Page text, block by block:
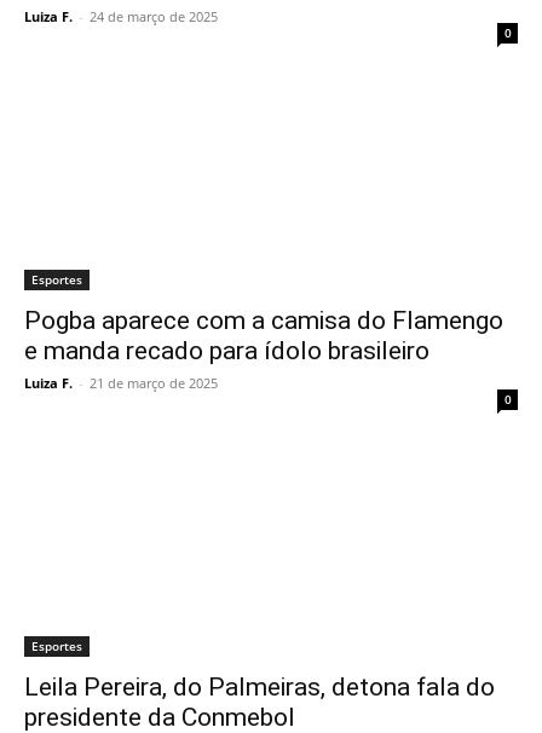
Luiza F. - 24 de março de 2025
0
Esportes
Pogba aparece com a camisa do Flamengo
e manda recado para ídolo brasileiro
Luiza F. - 21 de março de 2025
0
Esportes
Leila Pereira, do Palmeiras, detona fala do
presidente da Conmebol